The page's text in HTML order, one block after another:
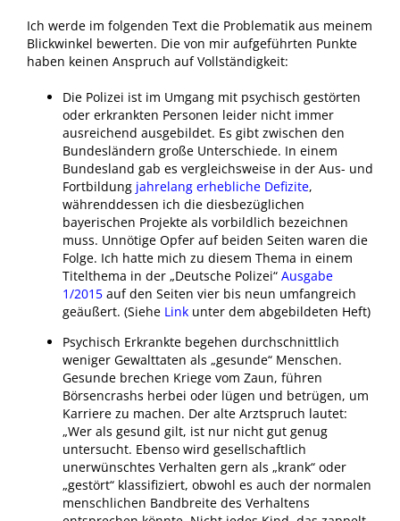
Ich werde im folgenden Text die Problematik aus meinem
Blickwinkel bewerten. Die von mir aufgeführten Punkte
haben keinen Anspruch auf Vollständigkeit:
Die Polizei ist im Umgang mit psychisch gestörten
oder erkrankten Personen leider nicht immer
ausreichend ausgebildet. Es gibt zwischen den
Bundesländern große Unterschiede. In einem
Bundesland gab es vergleichsweise in der Aus- und
Fortbildung jahrelang erhebliche Defizite,
währenddessen ich die diesbezüglichen
bayerischen Projekte als vorbildlich bezeichnen
muss. Unnötige Opfer auf beiden Seiten waren die
Folge. Ich hatte mich zu diesem Thema in einem
Titelthema in der „Deutsche Polizei“ Ausgabe
1/2015auf den Seiten vier bis neun umfangreich
geäußert. (Siehe Linkunter dem abgebildeten Heft)
Psychisch Erkrankte begehen durchschnittlich
weniger Gewalttaten als „gesunde“ Menschen.
Gesunde brechen Kriege vom Zaun, führen
Börsencrashs herbei oder lügen und betrügen, um
Karriere zu machen. Der alte Arztspruch lautet:
„Wer als gesund gilt, ist nur nicht gut genug
untersucht. Ebenso wird gesellschaftlich
unerwünschtes Verhalten gern als „krank“ oder
„gestört“ klassifiziert, obwohl es auch der normalen
menschlichen Bandbreite des Verhaltens